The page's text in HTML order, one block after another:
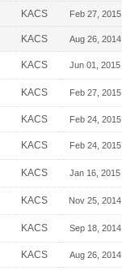
KACS Feb 27, 2015
KACS Aug 26, 2014
KACS Jun 01, 2015
KACS Feb 27, 2015
KACS Feb 24, 2015
KACS Feb 24, 2015
KACS Jan 16, 2015
KACS Nov 25, 2014
KACS Sep 18, 2014
KACS Aug 26, 2014